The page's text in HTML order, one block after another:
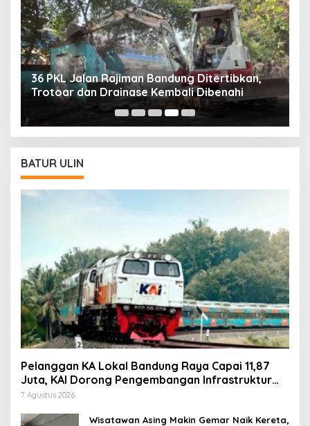
36 PKL Jalan Rajiman Bandung Ditertibkan,
Trotoar dan Drainase Kembali Dibenahi
BATUR ULIN
Pelanggan KA Lokal Bandung Raya Capai 11,87
Juta, KAI Dorong Pengembangan Infrastruktur
Berbasis Kebutuhan
7 Agustus 2026
Wisatawan Asing Makin Gemar Naik Kereta,